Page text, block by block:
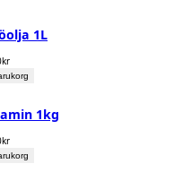
1L
kr
1kg
kr